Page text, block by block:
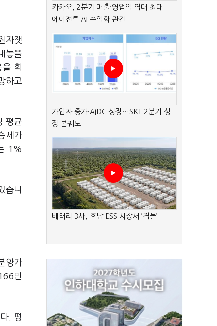
자잿
놓을
을 획
하고
평균
세가
1%
습니
양가
만
. 평
카카오, 2분기 매출·영업익 역대 최대…
에이전트 AI 수익화 관건
가입자 증가·AIDC 성장…SKT 2분기 성
장 본궤도
배터리 3사, 호남 ESS 시장서 ‘격돌’